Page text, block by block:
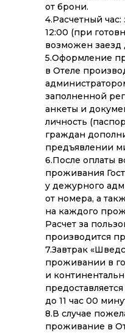
от брони.
4.Расчетный час:
12:00 (при
возможен заезд
5.Оформление
в Отеле
заполненной
анкеты и
личность
граждан
предъявлении
6.После оплаты
проживания
у дежурного
от номера, а
на каждого
Расчет за
производится
7.Завтрак
проживании в
и
до 11 час 00
8.В случае
проживание в